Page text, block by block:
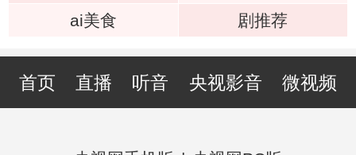
ai美食
剧推荐
首页 直播 听音 央视影音 微视频